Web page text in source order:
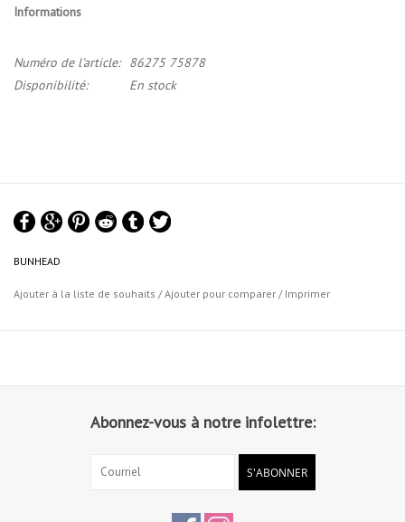
Informations
Numéro de l'article:
86275 75878
Disponibilité:
En stock
BUNHEAD
Ajouter à la liste de souhaits /Ajouter pour comparer / Imprimer
Abonnez-vous à notre infolettre:
S'ABONNER